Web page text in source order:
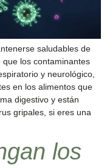
saludables de
los contaminantes
y neurológico,
en los alimentos que
digestivo y están
gripales, si eres una
los